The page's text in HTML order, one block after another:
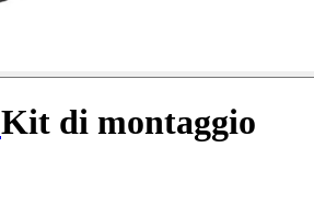
Kit di montaggio